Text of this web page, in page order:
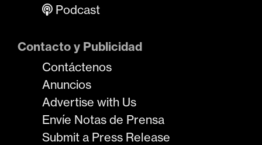
Podcast
Contacto y Publicidad
Contáctenos
Anuncios
Advertise with Us
Envíe Notas de Prensa
Submit a Press Release